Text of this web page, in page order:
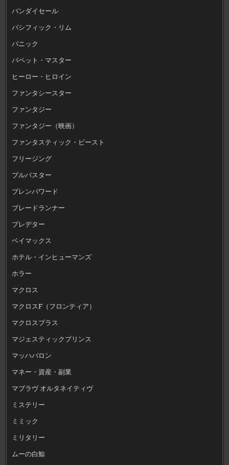
バンダイセール
パシフィック・リム
パニック
パペット・マスター
ヒーロー・ヒロイン
ファンタシースター
ファンタジー
ファンタジー（映画）
ファンタスティック・ビースト
フリージング
ブルバスター
ブレンパワード
ブレードランナー
プレデター
ベイマックス
ホテル・インヒューマンズ
ホラー
マクロス
マクロスF（フロンティア）
マクロスプラス
マジェスティックプリンス
マッハバロン
マネー・資産・副業
マブラヴ オルタネイティヴ
ミステリー
ミミック
ミリタリー
ムーの白鯨